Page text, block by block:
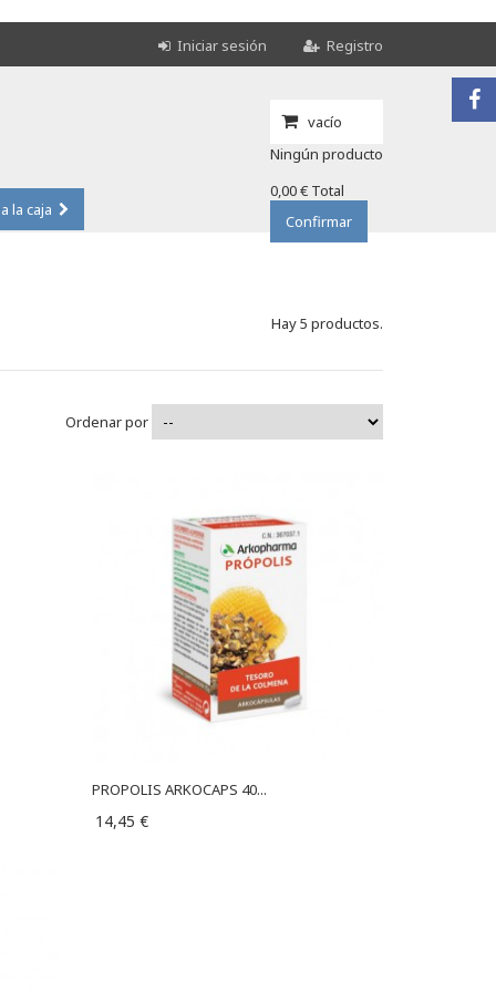
Iniciar sesión
Registro
vacío
Ningún producto
0,00 € Total
Confirmar
la caja
Hay 5 productos.
Ordenar por
PROPOLIS ARKOCAPS 40...
14,45 €